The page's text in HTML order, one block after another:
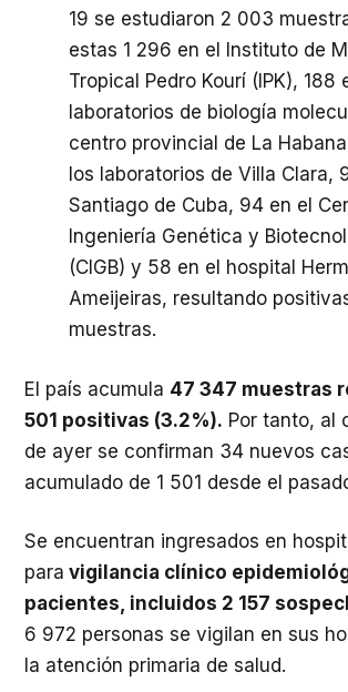
19 se estudiaron 2 003
estas 1 296 en el Instituto de
Tropical Pedro Kourí (IPK), 188
laboratorios de biología
centro provincial de La
los laboratorios de Villa Clara,
Santiago de Cuba, 94 en el
Ingeniería Genética y
(CIGB) y 58 en el hospital
Ameijeiras, resultando
muestras.
El país acumula 47 347 muestras
501 positivas (3.2%). Por tanto, al
de ayer se confirman 34 nuevos
acumulado de 1 501 desde el
Se encuentran ingresados en
para vigilancia clínico
pacientes, incluidos 2 157
6 972 personas se vigilan en sus
la atención primaria de salud.